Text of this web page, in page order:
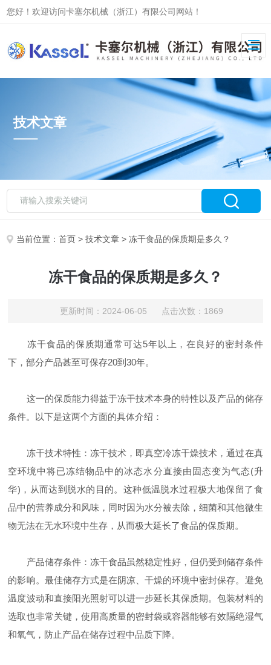
您好！欢迎访问卡塞尔机械（浙江）有限公司网站！
技术文章
当前位置：首页 >技术文章 > 冻干食品的保质期是多久？
冻干食品的保质期是多久？
更新时间：2024-06-05 点击次数：1869
冻干食品的保质期通常可达5年以上，在良好的密封条件
下，部分产品甚至可保存20到30年。
这一的保质能力得益于冻干技术本身的特性以及产品的储存
条件。以下是这两个方面的具体介绍：
冻干技术特性：冻干技术，即真空冷冻干燥技术，通过在真
空环境中将已冻结物品中的冰态水分直接由固态变为气态(升
华)，从而达到脱水的目的。这种低温脱水过程极大地保留了食
品中的营养成分和风味，同时因为水分被去除，细菌和其他微生
物无法在无水环境中生存，从而极大延长了食品的保质期。
产品储存条件：冻干食品虽然稳定性好，但仍受到储存条件
的影响。最佳储存方式是在阴凉、干燥的环境中密封保存。避免
温度波动和直接阳光照射可以进一步延长其保质期。包装材料的
选取也非常关键，使用高质量的密封袋或容器能够有效隔绝湿气
和氧气，防止产品在储存过程中品质下降。